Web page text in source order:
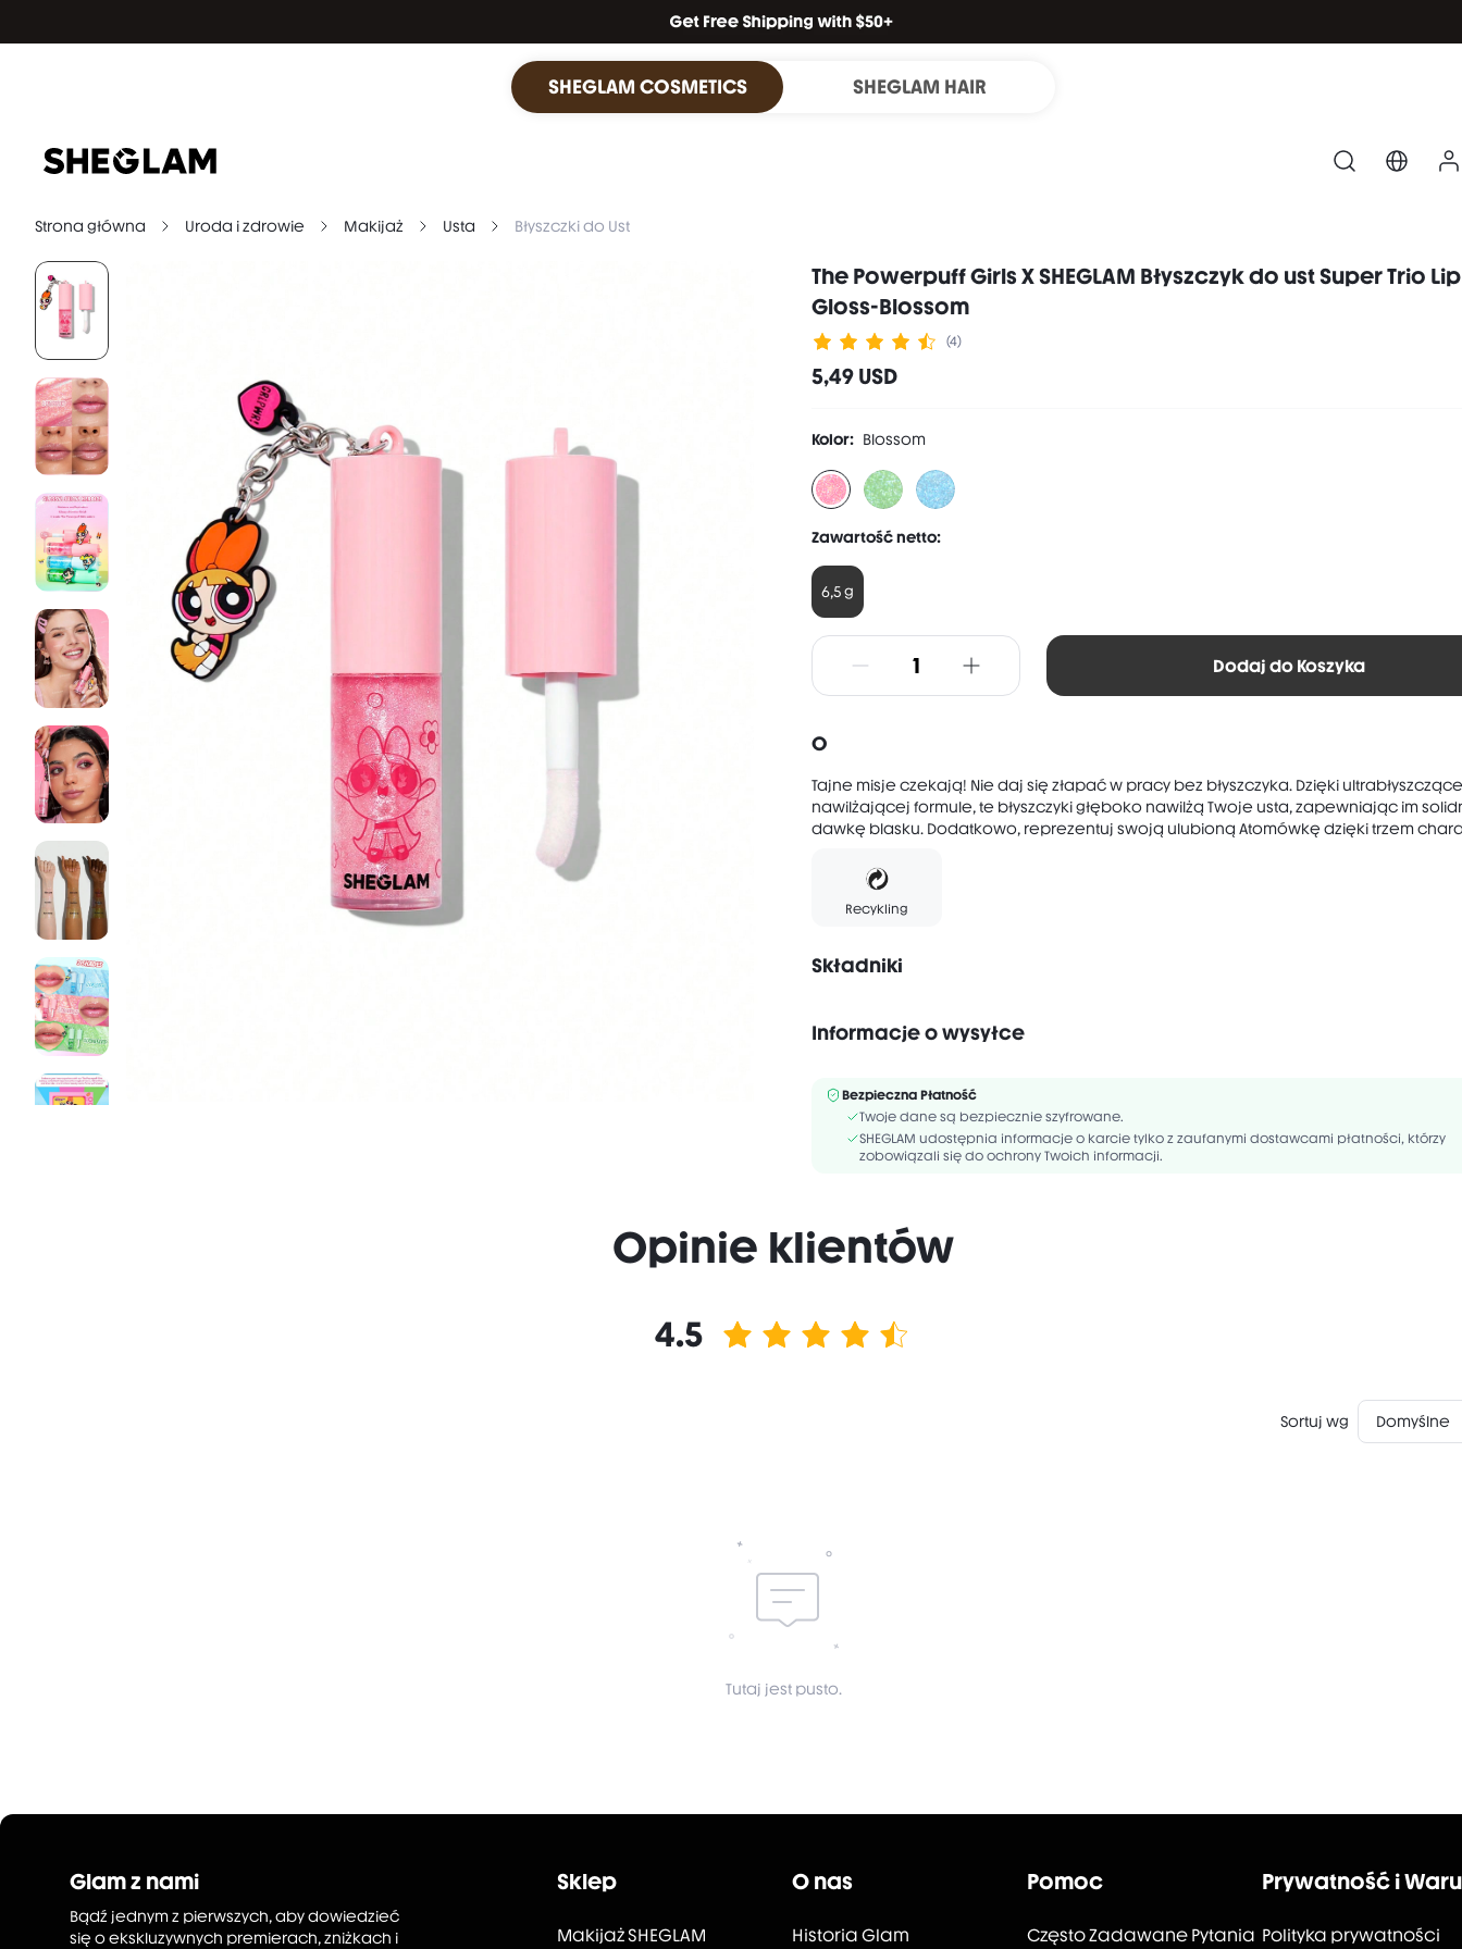
SHEGLAM COSMETICS SHEGLAM HAIR
Strona główna Uroda i zdrowie Makijaż Usta Błyszczki do Ust
The Powerpuff Girls X SHEGLAM Błyszczyk do ust Super Trio Lip
Gloss-Blossom
(4)
5,49 USD
Kolor: Blossom
Zawartość netto:
6,5 g
Dodaj do Koszyka
O
Tajne misje czekają! Nie daj się złapać w pracy bez błyszczyka. Dzięki
nawilżającej formule, te błyszczyki głęboko nawilżą Twoje usta, zapewniając im
dawkę blasku. Dodatkowo, reprezentuj swoją ulubioną Atomówkę dzięki trzem
Recykling
Składniki
POLYISOBUTENE, ETHYLHEXYL PALMITATE, PARAFFINUM LIQUIDUM/MINERAL OIL/HUILE MINÉRALE,
TRIMELLITATE, SILICA DIMETHYL SILYLATE, OCTYLDODECANOL, DIISOSTEARYL MALATE,
STYRENE/ISOPRENE COPOLYMER, CALCIUM ALUMINUM BOROSILICATE, CALCIUM SODIUM
Informacje o wysyłce
Bezpieczna Płatność
Twoje dane są bezpiecznie szyfrowane.
SHEGLAM udostępnia informacje o karcie tylko z zaufanymi dostawcami płatności, którzy
zobowiązali się do ochrony Twoich informacji.
Opinie klientów
4.5
Sortuj wg Domyślne
Tutaj jest pusto.
Glam z nami
Bądź jednym z pierwszych, aby dowiedzieć
się o ekskluzywnych premierach, zniżkach i
Sklep
Makijaż SHEGLAM
O nas
Historia Glam
Pomoc
Często Zadawane Pytania
Prywatność i
Polityka prywatności